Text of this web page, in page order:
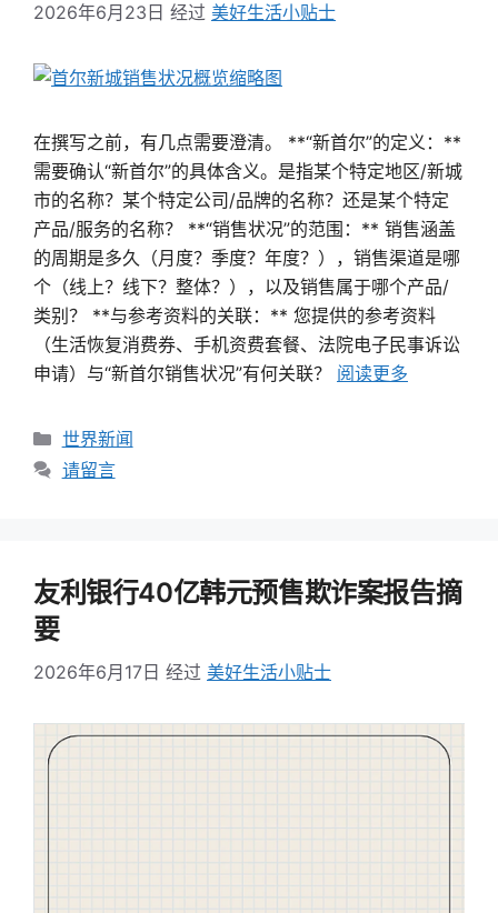
2026年6月23日 经过 美好生活小贴士
在撰写之前，有几点需要澄清。 **“新首尔”的定义：**
需要确认“新首尔”的具体含义。是指某个特定地区/新城
市的名称？某个特定公司/品牌的名称？还是某个特定
产品/服务的名称？ **“销售状况”的范围：** 销售涵盖
的周期是多久（月度？季度？年度？），销售渠道是哪
个（线上？线下？整体？），以及销售属于哪个产品/
类别？ **与参考资料的关联：** 您提供的参考资料
（生活恢复消费券、手机资费套餐、法院电子民事诉讼
申请）与“新首尔销售状况”有何关联？ 阅读更多
类
别
世界新闻
请留言
友利银行40亿韩元预售欺诈案报告摘
要
2026年6月17日 经过 美好生活小贴士